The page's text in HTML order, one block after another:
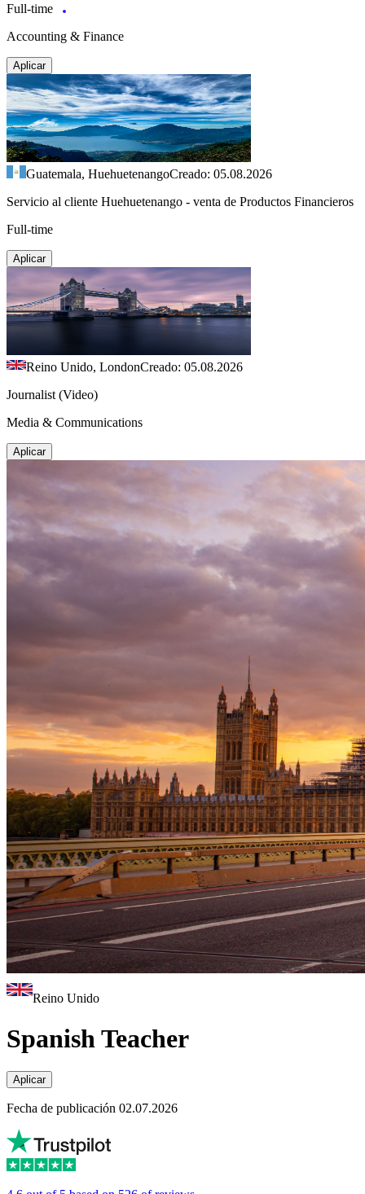
Full-time
Accounting & Finance
Aplicar
Guatemala, HuehuetenangoCreado: 05.08.2026
Servicio al cliente Huehuetenango - venta de Productos Financieros
Full-time
Aplicar
Reino Unido, LondonCreado: 05.08.2026
Journalist (Video)
Media & Communications
Aplicar
Reino Unido
Spanish Teacher
Aplicar
Fecha de publicación 02.07.2026